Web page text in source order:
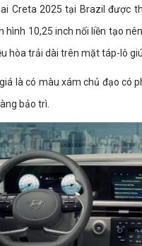
Creta 2025 tại Brazil được
hình 10,25 inch nối liền tạo
hòa trải dài trên mặt táp-lô
là có màu xám chủ đạo có
bảo trì.